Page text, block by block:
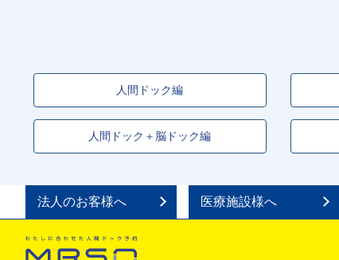
人間ドック編
人間ドック＋脳ドック編
法人のお客様へ 医療施設様へ